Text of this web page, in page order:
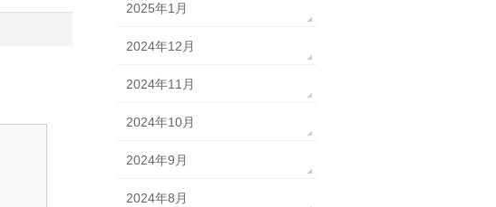
2025年1月
2024年12月
2024年11月
2024年10月
2024年9月
2024年8月